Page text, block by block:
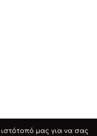
μας για να σας